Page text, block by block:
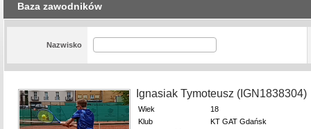
Baza zawodników
Nazwisko
Ignasiak Tymoteusz (IGN1838304)
Wiek
18
Klub
KT GAT Gdańsk